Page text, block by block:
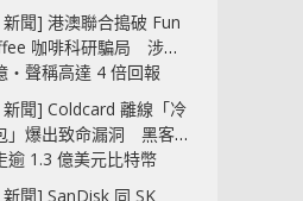
新聞] 港澳聯合搗破 Fun
咖啡科研騙局 涉款
‧聲稱高達 4 倍回報
新聞] Coldcard 離線「冷
」爆出致命漏洞 黑客已
逾 1.3 億美元比特幣
新聞] SanDisk 同 SK